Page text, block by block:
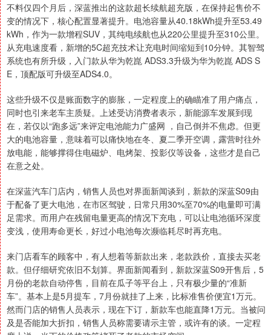
不料仅四个月后，深蓝推出的这款超长续航超充版，在保持起售价不
变的情况下，核心配置显著提升。电池容量从40.18kWh提升至53.49
kWh，作为一款增程SUV，其纯电续航也从220公里提升至310公里。
从充电速度看，新增的5C超充技术让充电时间缩短到10分钟。其智驾
系统也有所升级，入门款从华为乾崑 ADS3.3升级为华为乾崑 ADS S
E，顶配版可升级至ADS4.0。
这些升级不仅是账面数字的膨胀，一定程度上的确瞄准了用户痛点，
同时也引来老车主质疑。上述受访消费者表示，新能源车发展到现
在，若仅以“跑多远”来评定电池能力广盛网 ，自己倒并不焦虑。但更
大的电池容量，意味着可以痛快地在冬、夏二季开空调，露营时往外
放电能，能够撑得住电磁炉、电烤架、投影仪等设备，这些才是自己
在意之处。
在深蓝汽车门店内，销售人员也对界面新闻谈到，新款的深蓝S09由
于配备了更大电池，在市区驾驶，日常只用30%至70%的电量即可满
足需求。而用户在残留电量更高的情况下充电，可以让电池循环深度
变浅，使用寿命更长，好过小电池每次濒临耗尽时再充电。
来门店看车的顾客中，有人想着等新款出来，老款跌价，直接去买老
款。但仔细研究依旧不划算。界面新闻看到，新款深蓝S09开售后，5
月份的老款自动停售，目前在瓜子等平台上，只有极少量的“准新
车”。基本上是5月提车，7月份就挂了上来，比标准售价便宜1万元。
然而门店的销售人员表示，现在下订，新款车也能直降1万元。当被问
及是否能加大折扣，销售人员称需要请示主管，或许有的谈。一定程